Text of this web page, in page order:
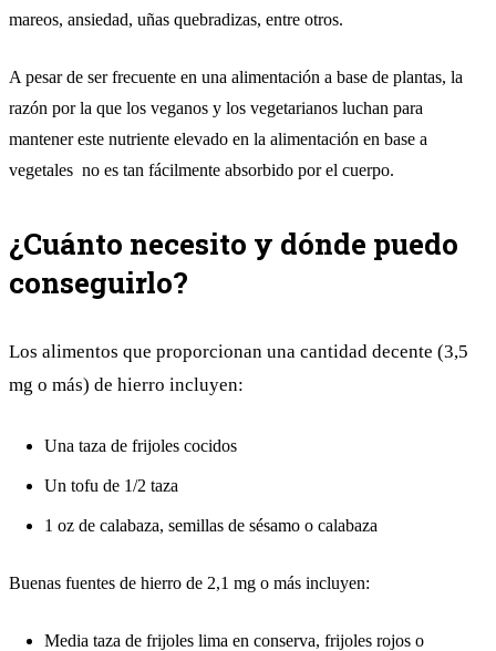
mareos, ansiedad, uñas quebradizas, entre otros.
A pesar de ser frecuente en una alimentación a base de plantas, la
razón por la que los veganos y los vegetarianos luchan para
mantener este nutriente elevado en la alimentación en base a
vegetales no es tan fácilmente absorbido por el cuerpo.
¿Cuánto necesito y dónde puedo
conseguirlo?
Los alimentos que proporcionan una cantidad decente (3,5
mg o más) de hierro incluyen:
Una taza de frijoles cocidos
Un tofu de 1/2 taza
1 oz de calabaza, semillas de sésamo o calabaza
Buenas fuentes de hierro de 2,1 mg o más incluyen:
Media taza de frijoles lima en conserva, frijoles rojos o